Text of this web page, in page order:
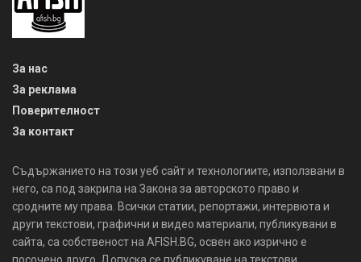
За нас
За реклама
Поверителност
За контакт
Съдържанието на този уеб сайт и технологиите, използвани в
него, са под закрила на Закона за авторското право и
сродните му права. Всички статии, репортажи, интервюта и
други текстови, графични и видео материали, публикувани в
сайта, са собственост на AFISH.BG, освен ако изрично е
посочено друго. Допуска се публикуване на текстови